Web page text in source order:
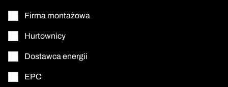
Firma montażowa
Hurtownicy
Dostawca energii
EPC